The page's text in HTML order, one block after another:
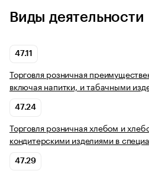
Виды деятельности
47.11
Торговля розничная
включая напитки, и табачными
47.24
Торговля розничная хлебом и
кондитерскими изделиями в
47.29